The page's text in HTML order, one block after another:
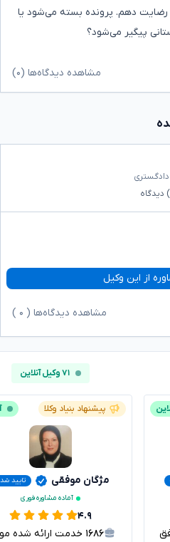
دهم. پرونده بسته می‌شود یا
پیگیر می‌شود؟
مشاهده دیدگاه‌ها (۰)
دیدگاه
از این وکیل
مشاهده دیدگاه‌ها ( ۰
۷۱ وکیل آنلاین
پیشنهاد بنیاد وکلا
مژگان موفقی
تایید
آماده مشاوره فوری
۴.۹
۱۶۸۶ خدمت ارائه شده موفق